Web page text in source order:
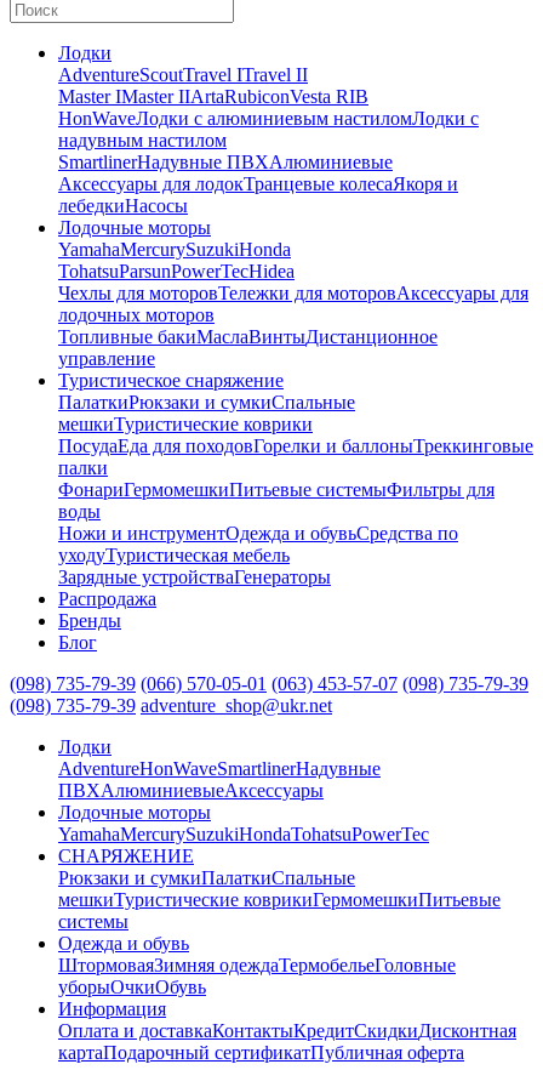
Лодки
AdventureScoutTravel ITravel II
Master IMaster IIArtaRubiconVesta RIB
HonWaveЛодки с алюминиевым настиломЛодки с
надувным настилом
SmartlinerНадувные ПВХАлюминиевые
Аксессуары для лодокТранцевые колесаЯкоря и
лебедкиНасосы
Лодочные моторы
YamahaMercurySuzukiHonda
TohatsuParsunPowerTecHidea
Чехлы для моторовТележки для моторовАксессуары для
лодочных моторов
Топливные бакиМаслаВинтыДистанционное
управление
Туристическое снаряжение
ПалаткиРюкзаки и сумкиСпальные
мешкиТуристические коврики
ПосудаЕда для походовГорелки и баллоныТреккинговые
палки
ФонариГермомешкиПитьевые системыФильтры для
воды
Ножи и инструментОдежда и обувьСредства по
уходуТуристическая мебель
Зарядные устройстваГенераторы
Распродажа
Бренды
Блог
(098) 735-79-39 (066) 570-05-01 (063) 453-57-07 (098) 735-79-39
(098) 735-79-39 adventure_shop@ukr.net
Лодки
AdventureHonWaveSmartlinerНадувные
ПВХАлюминиевыеАксессуары
Лодочные моторы
YamahaMercurySuzukiHondaTohatsuPowerTec
СНАРЯЖЕНИЕ
Рюкзаки и сумкиПалаткиСпальные
мешкиТуристические коврикиГермомешкиПитьевые
системы
Одежда и обувь
ШтормоваяЗимняя одеждаТермобельеГоловные
уборыОчкиОбувь
Информация
Оплата и доставкаКонтактыКредитСкидкиДисконтная
картаПодарочный сертификатПубличная оферта